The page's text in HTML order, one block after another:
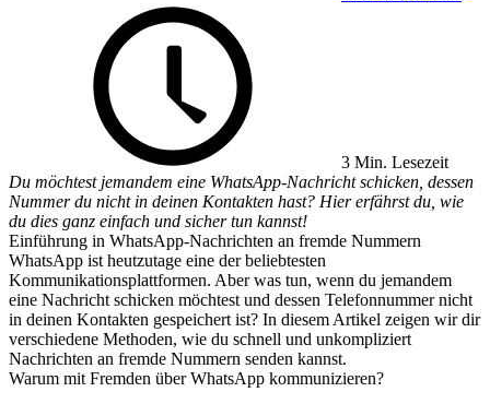
3 Min. Lesezeit
Du möchtest jemandem eine WhatsApp-Nachricht schicken, dessen
Nummer du nicht in deinen Kontakten hast? Hier erfährst du, wie
du dies ganz einfach und sicher tun kannst!
Einführung in WhatsApp-Nachrichten an fremde Nummern
WhatsApp ist heutzutage eine der beliebtesten
Kommunikationsplattformen. Aber was tun, wenn du jemandem
eine Nachricht schicken möchtest und dessen Telefonnummer nicht
in deinen Kontakten gespeichert ist? In diesem Artikel zeigen wir dir
verschiedene Methoden, wie du schnell und unkompliziert
Nachrichten an fremde Nummern senden kannst.
Warum mit Fremden über WhatsApp kommunizieren?